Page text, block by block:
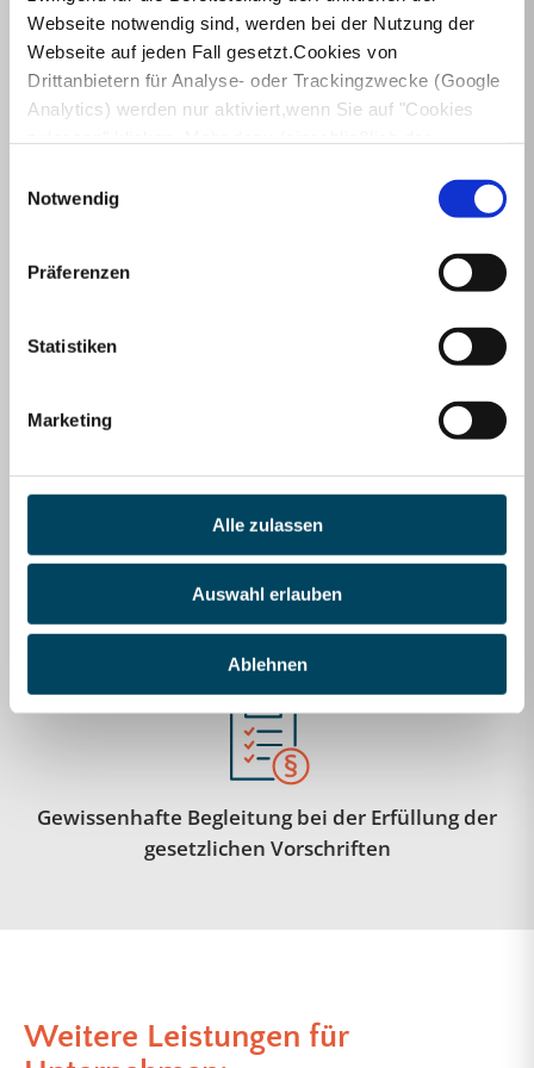
Webseite notwendig sind, werden bei der Nutzung der
Webseite auf jeden Fall gesetzt.Cookies von
Drittanbietern für Analyse- oder Trackingzwecke (Google
Analytics) werden nur aktiviert,wenn Sie auf "Cookies
erfahren Sie in unserer
—
Notwendig
Präferenzen
Statistiken
Marketing
Alle zulassen
Auswahl erlauben
Ablehnen
Fundierte Unterstützung bei der
Unternehmenssteuerung
Gewissenhafte Begleitung bei der Erfüllung der
gesetzlichen Vorschriften
Weitere Leistungen für